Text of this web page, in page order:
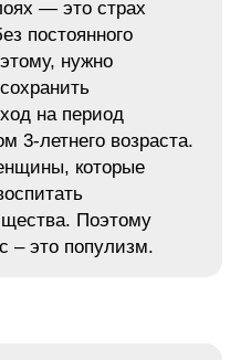
— это страх
постоянного
нужно
на период
3-летнего возраста.
которые
Поэтому
– это популизм.